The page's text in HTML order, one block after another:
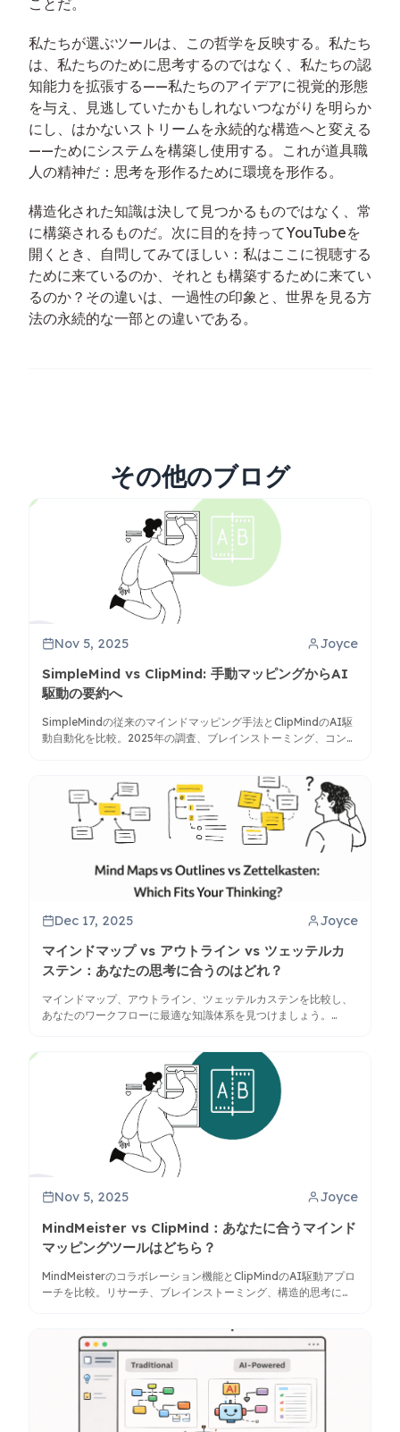
私たちが選ぶツールは、この哲学を反映する。私たち
は、私たちのために思考するのではなく、私たちの認
知能力を拡張する——私たちのアイデアに視覚的形態
を与え、見逃していたかもしれないつながりを明らか
にし、はかないストリームを永続的な構造へと変える
——ためにシステムを構築し使用する。これが道具職
人の精神だ：思考を形作るために環境を形作る。
構造化された知識は決して見つかるものではなく、常
に構築されるものだ。次に目的を持ってYouTubeを
開くとき、自問してみてほしい：私はここに視聴する
ために来ているのか、それとも構築するために来てい
るのか？その違いは、一過性の印象と、世界を見る方
法の永続的な一部との違いである。
その他のブログ
Nov 5, 2025 Joyce
SimpleMind vs ClipMind: 手動マッピングからAI
駆動の要約へ
SimpleMindの従来のマインドマッピング手法とClipMindのAI駆
動自動化を比較。2025年の調査、ブレインストーミング、コンテ
Dec 17, 2025 Joyce
マインドマップ vs アウトライン vs ツェッテルカ
ステン：あなたの思考に合うのはどれ？
マインドマップ、アウトライン、ツェッテルカステンを比較し、
あなたのワークフローに最適な知識体系を見つけましょう。
Nov 5, 2025 Joyce
MindMeister vs ClipMind：あなたに合うマインド
マッピングツールはどちら？
MindMeisterのコラボレーション機能とClipMindのAI駆動アプロ
ーチを比較。リサーチ、ブレインストーミング、構造的思考にお